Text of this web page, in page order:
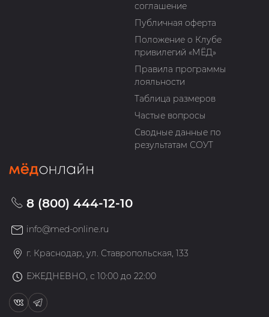
соглашение
Публичная оферта
Положение о Клубе
привилегий «МЁД»
Правила программы
лояльности
Таблица размеров
Частые вопросы
Сводные данные по
результатам СОУТ
8 (800) 444-12-10
info@med-online.ru
г. Краснодар, ул. Ставропольская, 133
ЕЖЕДНЕВНО, с 10:00 до 22:00